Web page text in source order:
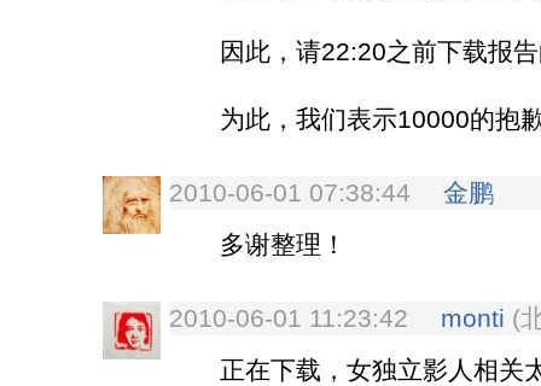
因此，请22:20之前下载报告
为此，我们表示10000的抱
2010-06-01 07:38:44 金鹏
多谢整理！
2010-06-01 11:23:42 monti (
正在下载，女独立影人相关